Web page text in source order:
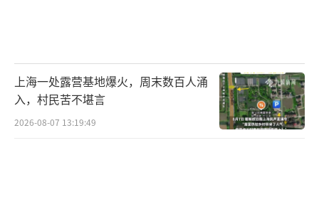
上海一处露营基地爆火，周末数百人涌
入，村民苦不堪言
2026-08-07 13:19:49